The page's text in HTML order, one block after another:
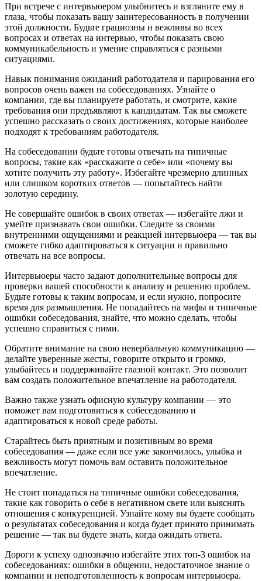
При встрече с интервьюером улыбнитесь и взгляните ему в
глаза, чтобы показать вашу заинтересованность в получении
этой должности. Будьте грациозны и вежливы во всех
вопросах и ответах на интервью, чтобы показать свою
коммуникабельность и умение справляться с разными
ситуациями.
Навык понимания ожиданий работодателя и парирования его
вопросов очень важен на собеседованиях. Узнайте о
компании, где вы планируете работать, и смотрите, какие
требования они предъявляют к кандидатам. Так вы сможете
успешно рассказать о своих достижениях, которые наиболее
подходят к требованиям работодателя.
На собеседовании будьте готовы отвечать на типичные
вопросы, такие как «расскажите о себе» или «почему вы
хотите получить эту работу». Избегайте чрезмерно длинных
или слишком коротких ответов — попытайтесь найти
золотую середину.
Не совершайте ошибок в своих ответах — избегайте лжи и
умейте признавать свои ошибки. Следите за своими
внутренними ощущениями и реакцией интервьюера — так вы
сможете гибко адаптироваться к ситуации и правильно
отвечать на все вопросы.
Интервьюеры часто задают дополнительные вопросы для
проверки вашей способности к анализу и решению проблем.
Будьте готовы к таким вопросам, и если нужно, попросите
время для размышления. Не попадайтесь на мифы и типичные
ошибки собеседования, знайте, что можно сделать, чтобы
успешно справиться с ними.
Обратите внимание на свою невербальную коммуникацию —
делайте уверенные жесты, говорите открыто и громко,
улыбайтесь и поддерживайте глазной контакт. Это позволит
вам создать положительное впечатление на работодателя.
Важно также узнать офисную культуру компании — это
поможет вам подготовиться к собеседованию и
адаптироваться к новой среде работы.
Старайтесь быть приятным и позитивным во время
собеседования — даже если все уже закончилось, улыбка и
вежливость могут помочь вам оставить положительное
впечатление.
Не стоит попадаться на типичные ошибки собеседования,
такие как говорить о себе в негативном свете или выяснять
отношения с конкуренцией. Узнайте кому вы будете сообщать
о результатах собеседования и когда будет принято принимать
решение — так вы будете знать, когда ожидать ответа.
Дороги к успеху однозначно избегайте этих топ-3 ошибок на
собеседованиях: ошибки в общении, недостаточное знание о
компании и неподготовленность к вопросам интервьюера.